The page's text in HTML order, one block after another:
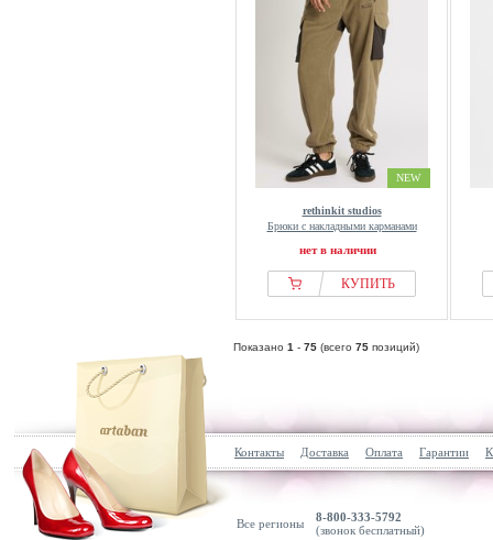
NEW
rethinkit studios
Брюки с накладными карманами
нет в наличии
КУПИТЬ
Показано 1 - 75 (всего 75 позиций)
Контакты Доставка Оплата Гарантии
Все регионы
8-800-333-5792
(звонок бесплатный)